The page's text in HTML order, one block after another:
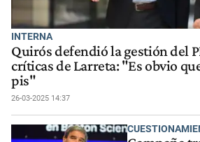
INTERNA
Quirós defendió la gestión del
críticas de Larreta: "Es obvio
pis"
26-03-2025 14:37